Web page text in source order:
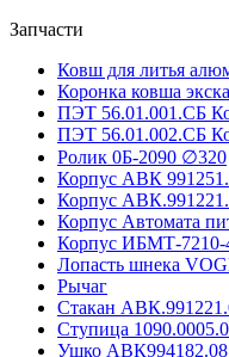
Запчасти
Ковш для литья
Коронка ковша
ПЭТ 56.01.001.СБ
ПЭТ 56.01.002.СБ
Ролик 0Б-2090 ∅320
Корпус АВК
Корпус
Корпус Автомата
Корпус ИБМТ-7210-
Лопасть шнека
Рычаг
Стакан
Ступица
Ушко